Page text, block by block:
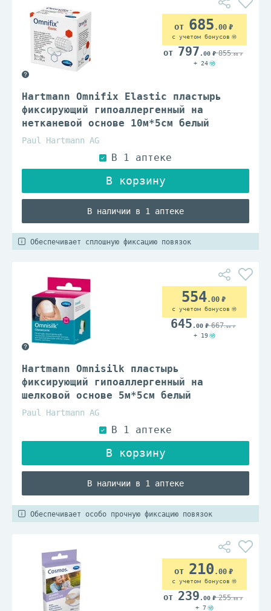
Hartmann Omnifix Elastic пластырь
фиксирующий гипоаллергенный на
нетканевой основе 10м*5см белый
Paul Hartmann AG
В наличии в 1 аптеке
685 .00
с учетом бонусов
797 .00 855.00
+ 24
Обеспечивает сплошную фиксацию повязок
Hartmann Omnisilk пластырь
фиксирующий гипоаллергенный на
шелковой основе 5м*5см белый
Paul Hartmann AG
В наличии в 1 аптеке
554.00
с учетом бонусов
645 .00 667.00
+ 19
Обеспечивает особо прочную фиксацию повязок
210 .00
с учетом бонусов
239 .00 255.00
+ 7